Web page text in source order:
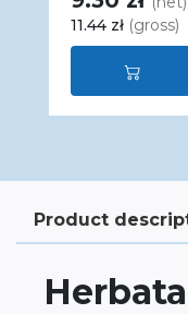
11.44 zł (gross)
Product